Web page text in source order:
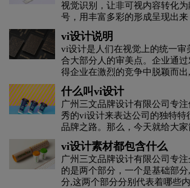
视觉识别，让非可视内容转化
号，用丰富多彩的形成呈现出
友咨询，和vi设计相关的企业vi
呀？那么下面为大家讲解：
vi设计说明
vi设计是人们在视觉上的统一审
合大部分人的审美点。企业通
得企业在激烈的竞争中脱颖而
对品牌的辨识度和认知度，更是
分，一个企业如果没有vi那就意
有产品和服务的个性，它会消
么vi设计的基本要素都有哪些?
什么叫vi设计
广州三文品牌设计有限公司专
秀的vi设计来表达公司的独特特
品牌之路。那么，今天就给大
叫VI设计.
vi设计素材都包含什么
广州三文品牌设计有限公司专
的是两个部分，一个是基础部
分,这两个部分分别代表着哪些